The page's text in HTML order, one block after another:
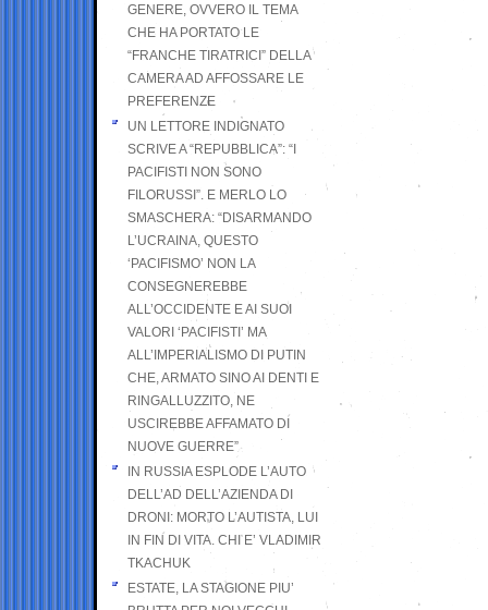
GENERE, OVVERO IL TEMA
CHE HA PORTATO LE
“FRANCHE TIRATRICI” DELLA
CAMERA AD AFFOSSARE LE
PREFERENZE
UN LETTORE INDIGNATO
SCRIVE A “REPUBBLICA”: “I
PACIFISTI NON SONO
FILORUSSI”. E MERLO LO
SMASCHERA: “DISARMANDO
L’UCRAINA, QUESTO
‘PACIFISMO’ NON LA
CONSEGNEREBBE
ALL’OCCIDENTE E AI SUOI
VALORI ‘PACIFISTI’ MA
ALL’IMPERIALISMO DI PUTIN
CHE, ARMATO SINO AI DENTI E
RINGALLUZZITO, NE
USCIREBBE AFFAMATO DI
NUOVE GUERRE”
IN RUSSIA ESPLODE L’AUTO
DELL’AD DELL’AZIENDA DI
DRONI: MORTO L’AUTISTA, LUI
IN FIN DI VITA. CHI E’ VLADIMIR
TKACHUK
ESTATE, LA STAGIONE PIU’